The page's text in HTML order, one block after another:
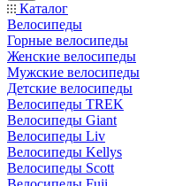
Каталог
Велосипеды
Горные велосипеды
Женские велосипеды
Мужские велосипеды
Детские велосипеды
Велосипеды TREK
Велосипеды Giant
Велосипеды Liv
Велосипеды Kellys
Велосипеды Scott